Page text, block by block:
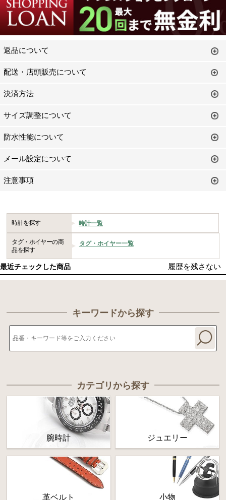
返品について
配送・店頭販売について
決済方法
サイズ調整について
防水性能について
メール設定について
注意事項
時計を探す 時計一覧
タグ・ホイヤーの商
品を探す
タグ・ホイヤー一覧
最近チェックした商品 履歴を残さない
キーワードから探す
カテゴリから探す
腕時計 ジュエリー
革ベルト 小物